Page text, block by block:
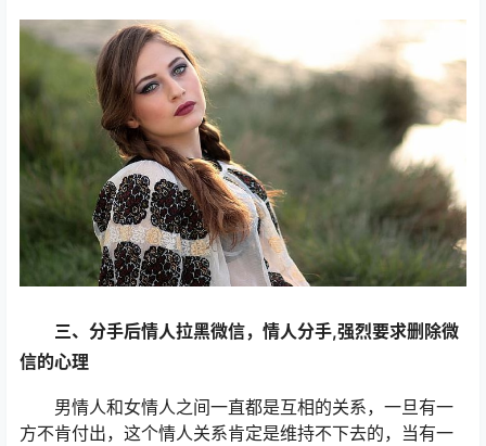
三、分手后情人拉黑微信，情人分手,强烈要求删除微
信的心理
男情人和女情人之间一直都是互相的关系，一旦有一
方不肯付出，这个情人关系肯定是维持不下去的，当有一